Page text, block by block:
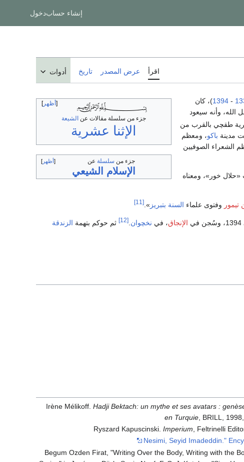
إنشاء حسابدخول
اقرأ عرض المصدر تاريخ أدوات
أظهر
جزء من سلسلة مقالات عن الشيعة
الإثنا عشرية
أظهر جزء من سلسلة عن
الإسلام الشيعي
-
1394)، كان
وأنه سيعود
طقچي بالقرب من
مدينة باكو، ومعظم
الشعراء الصوفيين
«حلال خور»، ومعناه
تيمور وفتوى علماء السنة بتبريز ».
[11]
الإنجاق، في نخچوان [12] ثم حوكم بتهمة الزندقة
Irène Mélikoff. Hadji Bektach: un mythe et ses avatars :
en Turquie, BRILL,
Ryszard Kapuscinski. Imperium , Feltrinelli
Begum Ozden Firat, "Writing Over the Body, Writing with the